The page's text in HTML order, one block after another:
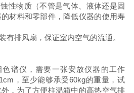
性物质（不管是气体、液体还是固
材料和零部件，降低仪器的使用寿
有排风扇，保证室内空气的流通。
色谱仪，需要一张安放仪器的工作
，至少能够承受60kg的重量，试
，为了方便柱温箱中的高热空气排